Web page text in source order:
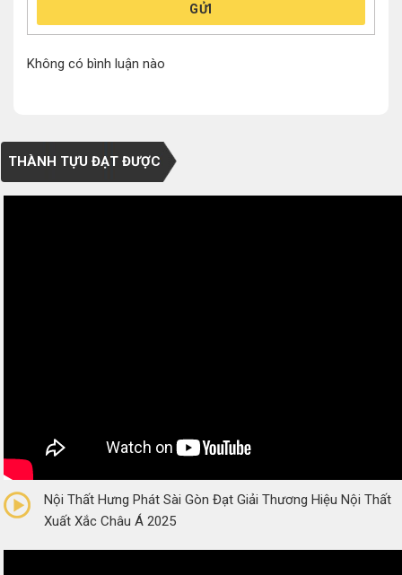
GỬI
Không có bình luận nào
THÀNH TỰU ĐẠT ĐƯỢC
(0 Reviews)
Nội Thất Hưng Phát Sài Gòn Đạt Giải Thương Hiệu Nội Thất
Xuất Xắc Châu Á 2025